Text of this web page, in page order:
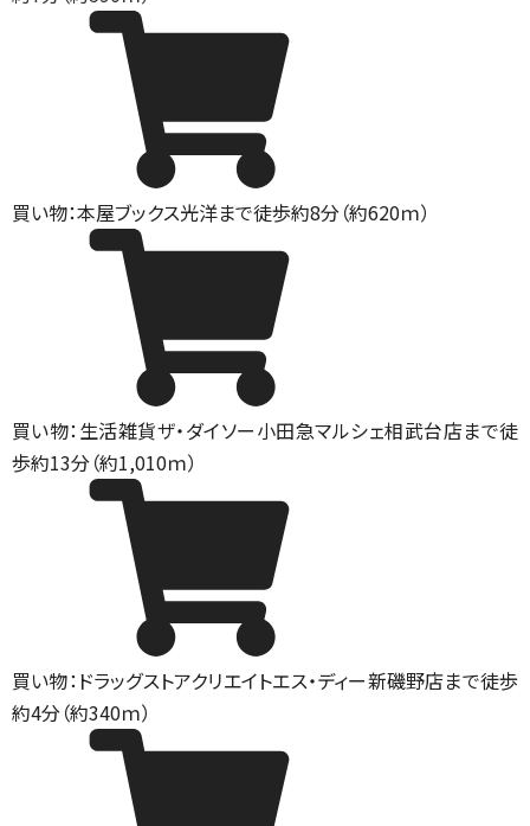
買い物：本屋ブックス光洋まで徒歩約8分（約620ｍ）
買い物：生活雑貨ザ・ダイソー小田急マルシェ相武台店まで徒
歩約13分（約1,010ｍ）
買い物：ドラッグストアクリエイトエス・ディー新磯野店まで徒歩
約4分（約340ｍ）